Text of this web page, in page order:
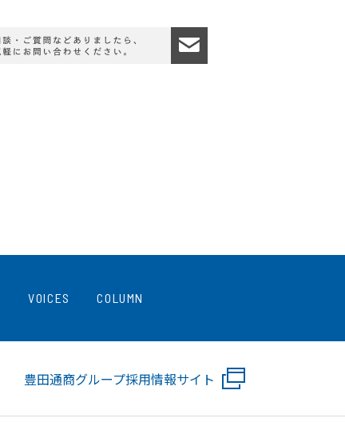
VOICES COLUMN
豊田通商グループ採用情報サイト